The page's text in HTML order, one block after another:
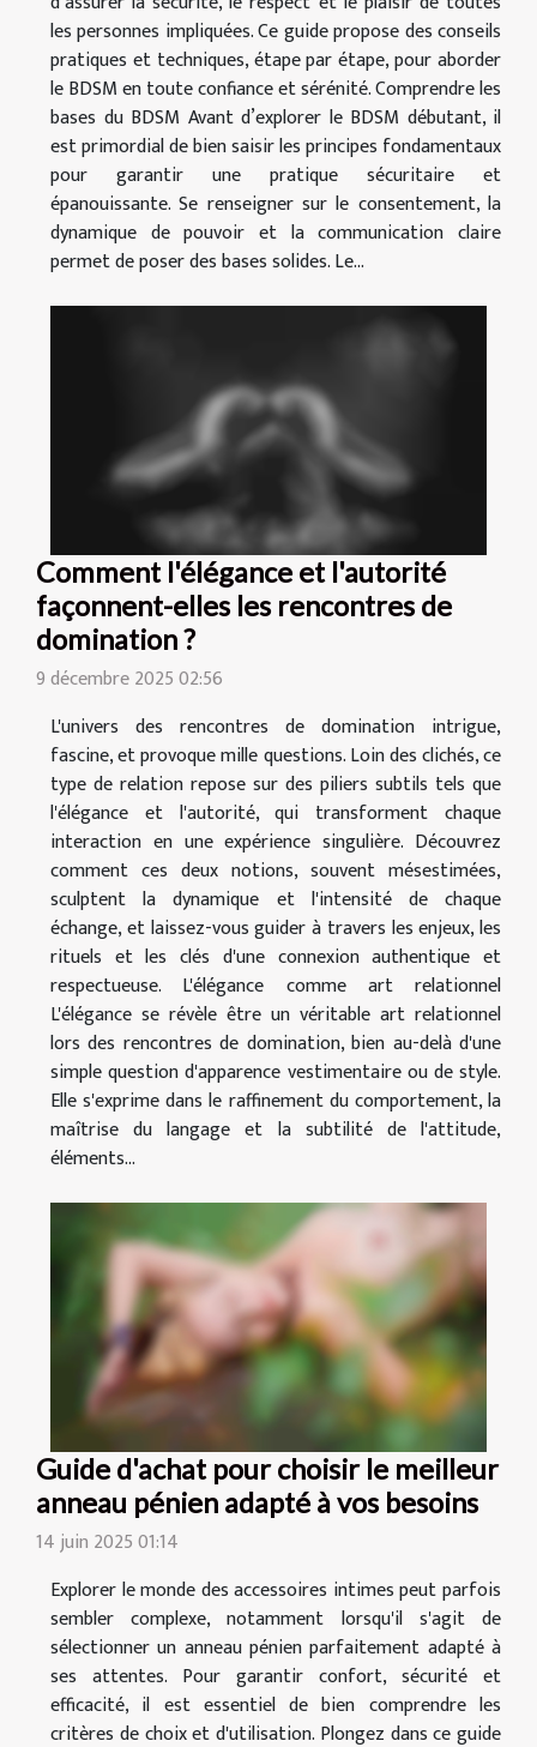
les personnes impliquées. Ce guide propose des conseils
pratiques et techniques, étape par étape, pour aborder
le BDSM en toute confiance et sérénité. Comprendre les
bases du BDSM Avant d’explorer le BDSM débutant, il
est primordial de bien saisir les principes fondamentaux
pour garantir une pratique sécuritaire et
épanouissante. Se renseigner sur le consentement, la
dynamique de pouvoir et la communication claire
permet de poser des bases solides. Le...
Comment l'élégance et l'autorité
façonnent-elles les rencontres de
domination ?
9 décembre 2025 02:56
L'univers des rencontres de domination intrigue,
fascine, et provoque mille questions. Loin des clichés, ce
type de relation repose sur des piliers subtils tels que
l'élégance et l'autorité, qui transforment chaque
interaction en une expérience singulière. Découvrez
comment ces deux notions, souvent mésestimées,
sculptent la dynamique et l'intensité de chaque
échange, et laissez-vous guider à travers les enjeux, les
rituels et les clés d'une connexion authentique et
respectueuse. L'élégance comme art relationnel
L'élégance se révèle être un véritable art relationnel
lors des rencontres de domination, bien au-delà d'une
simple question d'apparence vestimentaire ou de style.
Elle s'exprime dans le raffinement du comportement, la
maîtrise du langage et la subtilité de l'attitude,
éléments...
Guide d'achat pour choisir le meilleur
anneau pénien adapté à vos besoins
14 juin 2025 01:14
Explorer le monde des accessoires intimes peut parfois
sembler complexe, notamment lorsqu'il s'agit de
sélectionner un anneau pénien parfaitement adapté à
ses attentes. Pour garantir confort, sécurité et
efficacité, il est essentiel de bien comprendre les
critères de choix et d'utilisation. Plongez dans ce guide